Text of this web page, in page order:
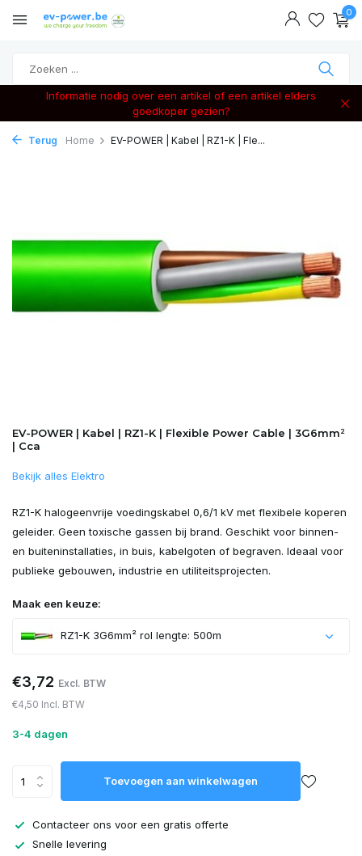
0
Informatie nodig over een artikel of een artikel elders
goedkoper gezien?
Terug Home EV-POWER | Kabel | RZ1-K | Fle...
EV-POWER | Kabel | RZ1-K | Flexible Power Cable | 3G6mm²
| Cca
Bekijk alles Elektro
RZ1-K halogeenvrije voedingskabel 0,6/1 kV met flexibele koperen
geleider. Geen toxische gassen bij brand. Geschikt voor binnen-
en buiteninstallaties, in buis, kabelgoten of begraven. Ideaal voor
publieke gebouwen, industrie en utiliteitsprojecten.
Maak een keuze:
RZ1-K 3G6mm² rol lengte: 500m
€3,72 Excl. BTW
€4,50 Incl. BTW
3-4 dagen
Toevoegen aan winkelwagen
Contacteer ons voor een gratis offerte
Snelle levering